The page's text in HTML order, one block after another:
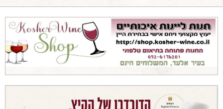
אודות
שירותים
יקבים
מאמרים
טורים על יקבים